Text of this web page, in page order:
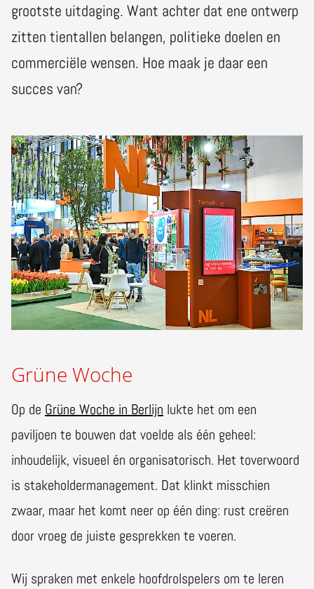
grootste uitdaging. Want achter dat ene ontwerp
zitten tientallen belangen, politieke doelen en
commerciële wensen. Hoe maak je daar een
succes van?
Grüne Woche
Op de Grüne Woche in Berlijn lukte het om een
paviljoen te bouwen dat voelde als één geheel:
inhoudelijk, visueel én organisatorisch. Het toverwoord
is stakeholdermanagement. Dat klinkt misschien
zwaar, maar het komt neer op één ding: rust creëren
door vroeg de juiste gesprekken te voeren.
Wij spraken met enkele hoofdrolspelers om te leren